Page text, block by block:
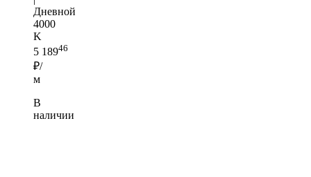
Дневной
4000
K
5 18946
₽/
м
В
наличии